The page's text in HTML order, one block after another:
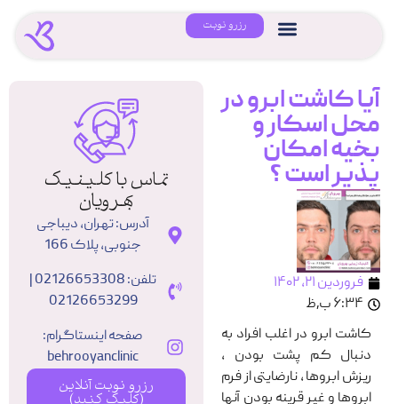
رزرو نوبت
آیا کاشت ابرو در
محل اسکار و
بخیه امکان
پذیر است ؟
فروردین ۲۱, ۱۴۰۲
۶:۳۴ ب٫ظ
کاشت ابرو در اغلب افراد به
دنبال کم پشت بودن ،
ریزش ابروها ، نارضایتی از فرم
ابروها و غیر قرینه بودن آنها
تماس با کلینیک
بهرویان
آدرس: تهران، دیباجی
جنوبی، پلاک 166
02126653299
صفحه اینستاگرام:
behrooyanclinic
رزرو نوبت آنلاین